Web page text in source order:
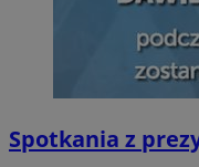
Spotkania z